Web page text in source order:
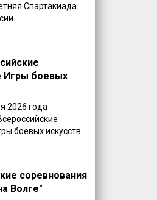
Спартакиада
боевых
2026 года
боевых искусств
соревнования
Волге"